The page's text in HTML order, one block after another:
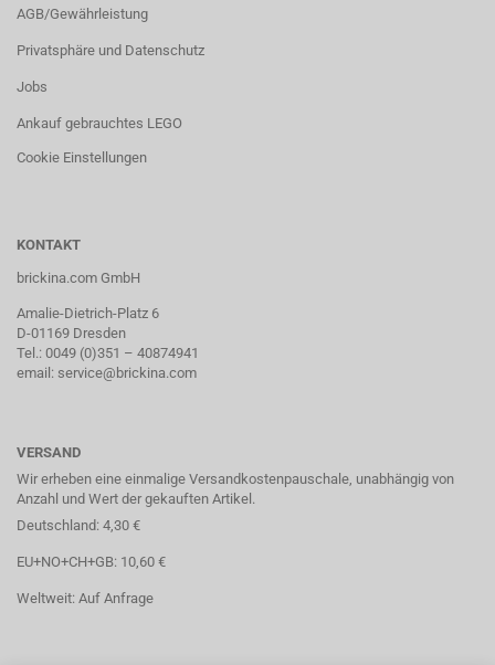
AGB/Gewährleistung
Privatsphäre und Datenschutz
Jobs
Ankauf gebrauchtes LEGO
Cookie Einstellungen
KONTAKT
brickina.com GmbH
Amalie-Dietrich-Platz 6
D-01169 Dresden
Tel.: 0049 (0)351 – 40874941
email: service@brickina.com
VERSAND
Wir erheben eine einmalige Versandkostenpauschale, unabhängig von
Anzahl und Wert der gekauften Artikel.
Deutschland: 4,30 €
EU+NO+CH+GB: 10,60 €
Weltweit: Auf Anfrage